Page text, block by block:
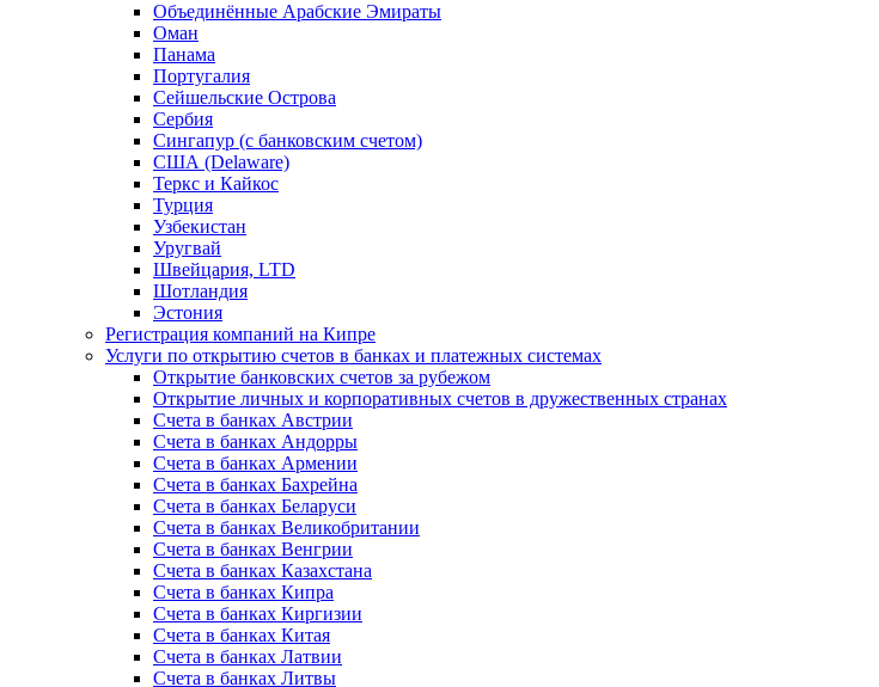
Объединённые Арабские Эмираты
Оман
Панама
Португалия
Сейшельские Острова
Сербия
Сингапур (c банковским счетом)
США (Delaware)
Теркс и Кайкос
Турция
Узбекистан
Уругвай
Швейцария, LTD
Шотландия
Эстония
Регистрация компаний на Кипре
Услуги по открытию счетов в банках и платежных системах
Открытие банковских счетов за рубежом
Открытие личных и корпоративных счетов в дружественных странах
Счета в банках Австрии
Счета в банках Андорры
Счета в банках Армении
Счета в банках Бахрейна
Счета в банках Беларуси
Счета в банках Великобритании
Счета в банках Венгрии
Счета в банках Казахстана
Счета в банках Кипра
Счета в банках Киргизии
Счета в банках Китая
Счета в банках Латвии
Счета в банках Литвы